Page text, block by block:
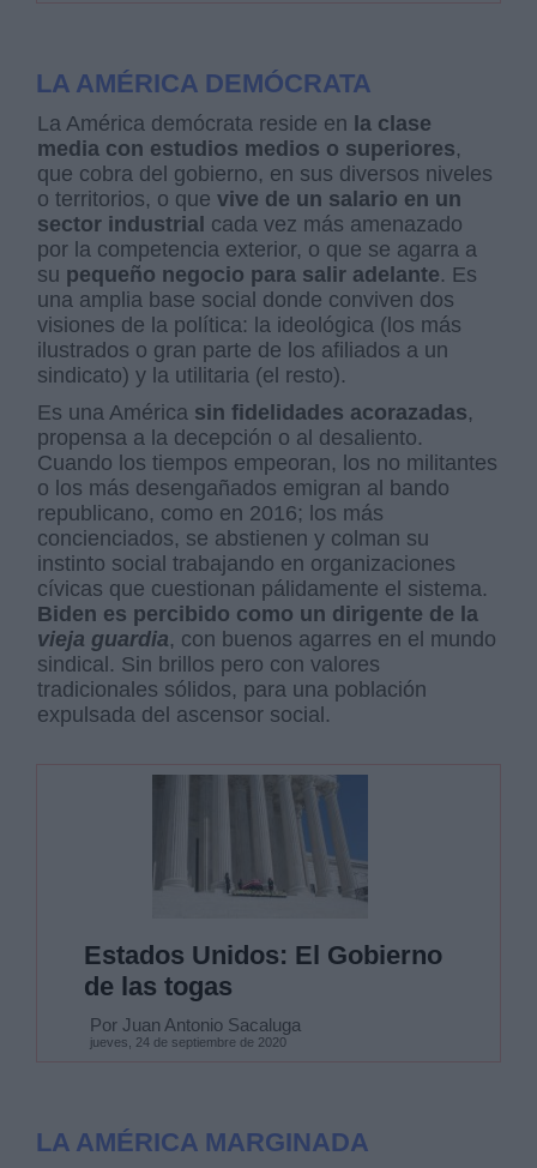
LA AMÉRICA DEMÓCRATA
La América demócrata reside en la clase
media con estudios medios o superiores,
que cobra del gobierno, en sus diversos niveles
o territorios, o quevive de un salario en un
sector industrial cada vez más amenazado
por la competencia exterior, o que se agarra a
su pequeño negocio para salir adelante. Es
una amplia base social donde conviven dos
visiones de la política: la ideológica (los más
ilustrados o gran parte de los afiliados a un
sindicato) y la utilitaria (el resto).
Es una América sin fidelidades acorazadas,
propensa a la decepción o al desaliento.
Cuando los tiempos empeoran, los no militantes
o los más desengañados emigran al bando
republicano, como en 2016; los más
concienciados, se abstienen y colman su
instinto social trabajando en organizaciones
cívicas que cuestionan pálidamente el sistema.
Biden es percibido como un dirigente de la
vieja guardia, con buenos agarres en el mundo
sindical. Sin brillos pero con valores
tradicionales sólidos, para una población
expulsada del ascensor social.
Estados Unidos: El Gobierno
de las togas
Por Juan Antonio Sacaluga
jueves, 24 de septiembre de 2020
LA AMÉRICA MARGINADA